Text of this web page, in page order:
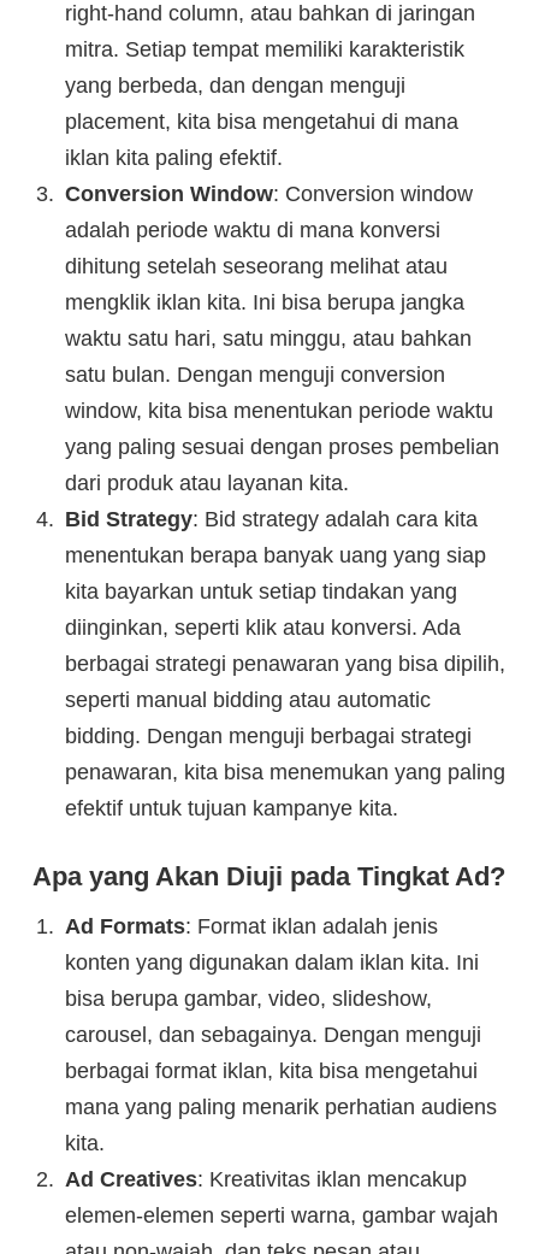
right-hand column, atau bahkan di jaringan
mitra. Setiap tempat memiliki karakteristik
yang berbeda, dan dengan menguji
placement, kita bisa mengetahui di mana
iklan kita paling efektif.
Conversion Window: Conversion window
adalah periode waktu di mana konversi
dihitung setelah seseorang melihat atau
mengklik iklan kita. Ini bisa berupa jangka
waktu satu hari, satu minggu, atau bahkan
satu bulan. Dengan menguji conversion
window, kita bisa menentukan periode waktu
yang paling sesuai dengan proses pembelian
dari produk atau layanan kita.
Bid Strategy: Bid strategy adalah cara kita
menentukan berapa banyak uang yang siap
kita bayarkan untuk setiap tindakan yang
diinginkan, seperti klik atau konversi. Ada
berbagai strategi penawaran yang bisa dipilih,
seperti manual bidding atau automatic
bidding. Dengan menguji berbagai strategi
penawaran, kita bisa menemukan yang paling
efektif untuk tujuan kampanye kita.
Apa yang Akan Diuji pada Tingkat Ad?
Ad Formats: Format iklan adalah jenis
konten yang digunakan dalam iklan kita. Ini
bisa berupa gambar, video, slideshow,
carousel, dan sebagainya. Dengan menguji
berbagai format iklan, kita bisa mengetahui
mana yang paling menarik perhatian audiens
kita.
Ad Creatives: Kreativitas iklan mencakup
elemen-elemen seperti warna, gambar wajah